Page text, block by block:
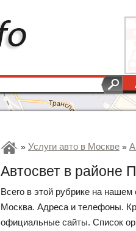
» Услуги авто в Москве »
Автосвет в районе
Всего в этой рубрике на нашем
Москва. Адреса и телефоны.
официальные сайты. Список